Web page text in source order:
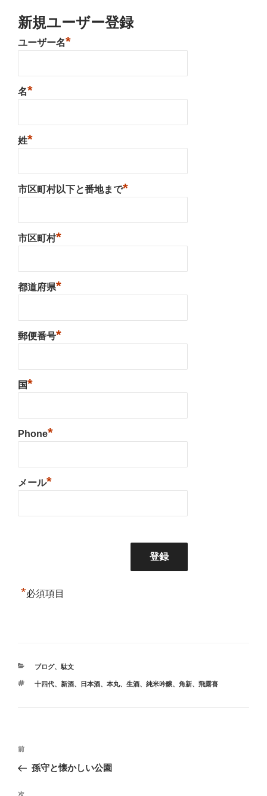
新規ユーザー登録
ユーザー名*
名*
姓*
市区町村以下と番地まで*
市区町村*
都道府県*
郵便番号*
国*
Phone*
メール*
*必須項目
カ
ゴ
ブログ、 駄文
タ
十四代、 新酒、 日本酒、 本丸、 生酒、 純米吟醸、 角新、 飛露喜
投
ナ
ビ
前
の
稿
前
孫守と懐かしい公園
次